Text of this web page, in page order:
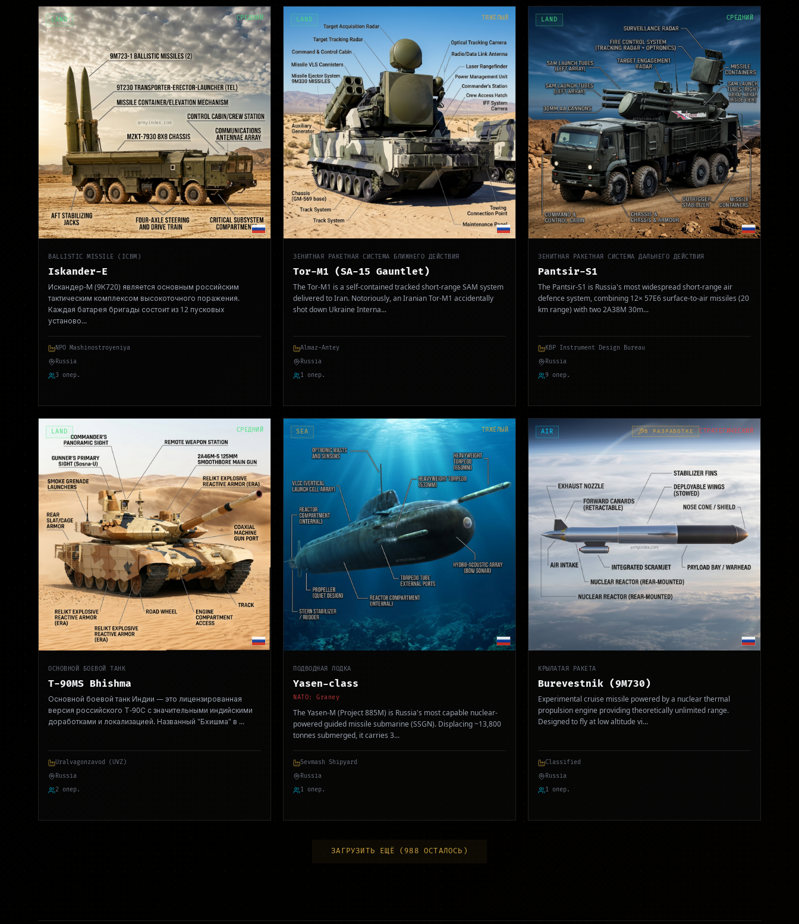
LAND СРЕДНИЙ
BALLISTIC MISSILE (ICBM)
Iskander-E
Искандер-М (9К720) является основным российским
тактическим комплексом высокоточного поражения.
Каждая батарея бригады состоит из 12 пусковых
установо...
NPO Mashinostroyeniya
Russia
3 опер.
LAND ТЯЖЁЛЫЙ
ЗЕНИТНАЯ РАКЕТНАЯ СИСТЕМА БЛИЖНЕГО ДЕЙСТВИЯ
Tor-M1 (SA-15 Gauntlet)
The Tor-M1 is a self-contained tracked short-range SAM system
delivered to Iran. Notoriously, an Iranian Tor-M1 accidentally
shot down Ukraine Interna...
Almaz-Antey
Russia
1 опер.
LAND СРЕДНИЙ
ЗЕНИТНАЯ РАКЕТНАЯ СИСТЕМА ДАЛЬНЕГО ДЕЙСТВИЯ
Pantsir-S1
The Pantsir-S1 is Russia's most widespread short-range air
defence system, combining 12× 57E6 surface-to-air missiles (20
km range) with two 2A38M 30m...
KBP Instrument Design Bureau
Russia
9 опер.
LAND СРЕДНИЙ
ОСНОВНОЙ БОЕВОЙ ТАНК
T-90MS Bhishma
Основной боевой танк Индии — это лицензированная
версия российского Т-90С с значительными индийскими
доработками и локализацией. Названный "Бхишма" в ...
Uralvagonzavod (UVZ)
Russia
2 опер.
SEA ТЯЖЁЛЫЙ
ПОДВОДНАЯ ЛОДКА
Yasen-class
NATO: Graney
The Yasen-M (Project 885M) is Russia's most capable nuclear-
powered guided missile submarine (SSGN). Displacing ~13,800
tonnes submerged, it carries 3...
Sevmash Shipyard
Russia
1 опер.
AIR В РАЗРАБОТКЕ СТРАТЕГИЧЕСКИЙ
КРЫЛАТАЯ РАКЕТА
Burevestnik (9M730)
Experimental cruise missile powered by a nuclear thermal
propulsion engine providing theoretically unlimited range.
Designed to fly at low altitude vi...
Classified
Russia
1 опер.
ЗАГРУЗИТЬ ЕЩЁ (988 ОСТАЛОСЬ )